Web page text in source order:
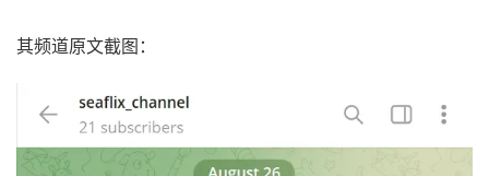
其频道原文截图：